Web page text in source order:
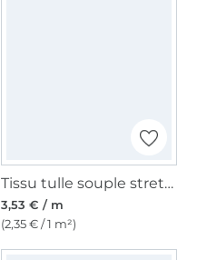
Tissu tulle souple stretch, turquoise
3,53 € / m
(2,35 € / 1 m²)